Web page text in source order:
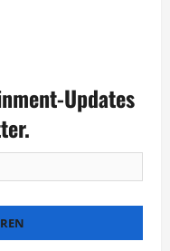
Updates